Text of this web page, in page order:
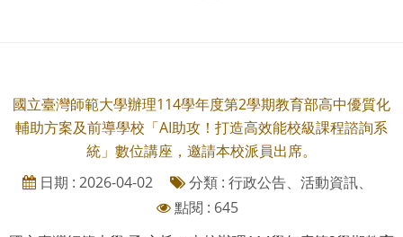
國立臺灣師範大學辦理114學年度第2學期教育部高中優質化
輔助方案及前導學校「AI助攻！打造高效能校級課程諮詢系
統」數位講座，邀請本校派員出席。
日期 : 2026-04-02
分類 : 行政公告、活動資訊、
點閱 : 645